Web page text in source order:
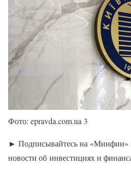
Фото: epravda.com.ua 3
► Подписывайтесь на «Минфин»
новости об инвестициях и